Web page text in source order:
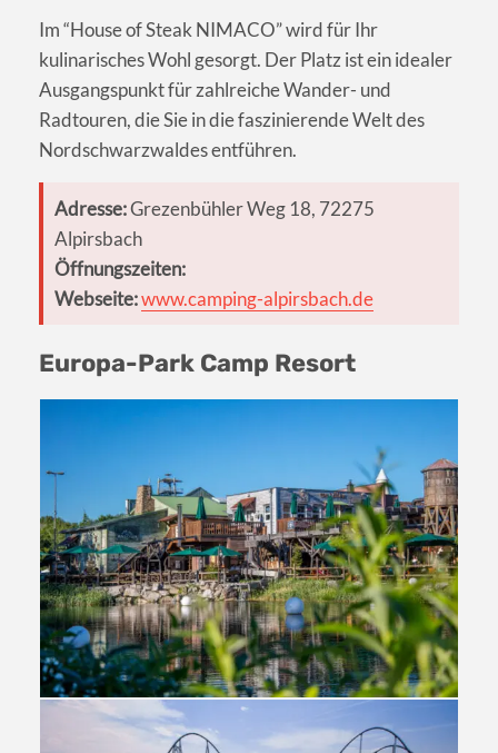
Im “House of Steak NIMACO” wird für Ihr
kulinarisches Wohl gesorgt. Der Platz ist ein idealer
Ausgangspunkt für zahlreiche Wander- und
Radtouren, die Sie in die faszinierende Welt des
Nordschwarzwaldes entführen.
Adresse:Grezenbühler Weg 18, 72275
Alpirsbach
Öffnungszeiten:
Webseite:www.camping-alpirsbach.de
Europa-Park Camp Resort